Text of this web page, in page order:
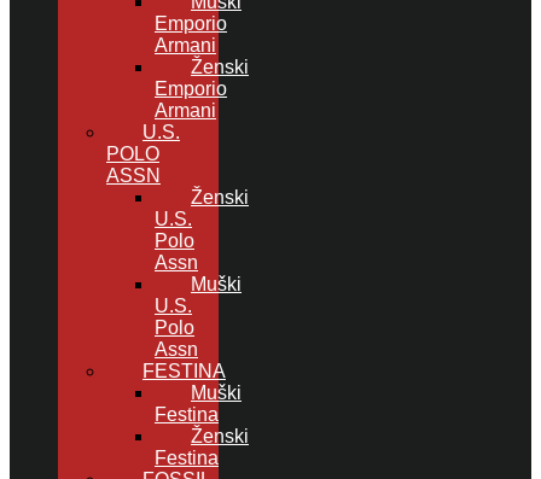
Emporio
Armani
Ženski
Emporio
Armani
U.S.
POLO
ASSN
Ženski
U.S.
Polo
Assn
Muški
U.S.
Polo
Assn
FESTINA
Muški
Festina
Ženski
Festina